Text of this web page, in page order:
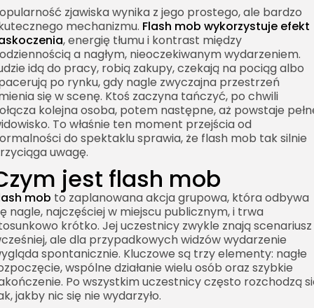
zjawiska wynika z jego prostego, ale bardzo
mechanizmu. Flash mob wykorzystuje efekt
, energię tłumu i kontrast między
a nagłym, nieoczekiwanym wydarzeniem.
idą do pracy, robią zakupy, czekają na pociąg albo
po rynku, gdy nagle zwyczajna przestrzeń
się w scenę. Ktoś zaczyna tańczyć, po chwili
kolejna osoba, potem następne, aż powstaje
To właśnie ten moment przejścia od
do spektaklu sprawia, że flash mob tak silnie
uwagę.
jest flash mob
mob to zaplanowana akcja grupowa, która odbywa
nagle, najczęściej w miejscu publicznym, i trwa
krótko. Jej uczestnicy zwykle znają scenariusz
ale dla przypadkowych widzów wydarzenie
spontanicznie. Kluczowe są trzy elementy: nagłe
wspólne działanie wielu osób oraz szybkie
Po wszystkim uczestnicy często rozchodzą
jakby nic się nie wydarzyło.